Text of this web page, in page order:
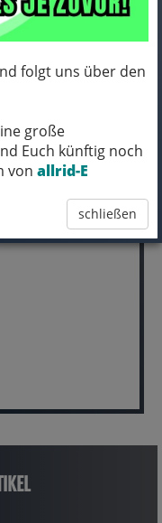
folgt uns über den
große
Euch künftig noch
von allrid-E
schließen